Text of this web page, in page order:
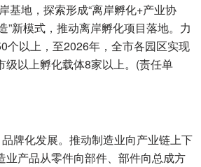
基地，探索形成“离岸孵化+产业协
”新模式，推动离岸孵化项目落地。力
个以上，至2026年，全市各园区实现
级以上孵化载体8家以上。(责任单
牌化发展。推动制造业向产业链上下
业产品从零件向部件、部件向总成方